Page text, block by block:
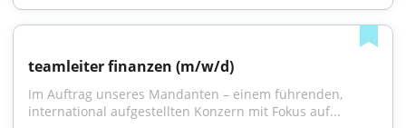
teamleiter finanzen (m/w/d)
Im Auftrag unseres Mandanten – einem führenden,
international aufgestellten Konzern mit Fokus auf...